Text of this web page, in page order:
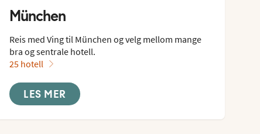
München
Reis med Ving til München og velg mellom mange
bra og sentrale hotell.
25 hotell
LES MER